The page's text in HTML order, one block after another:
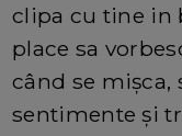
clipa cu tine in
place sa
când se mișca,
sentimente și